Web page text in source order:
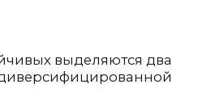
и населения, и бизнеса).
пищевая
рыбохозяйственная